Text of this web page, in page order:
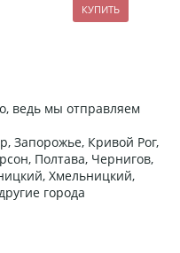
ведь мы отправляем
Запорожье, Кривой Рог,
Полтава, Чернигов,
Хмельницкий,
города